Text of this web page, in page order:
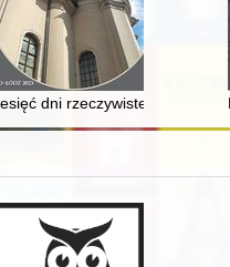
Zjednoczonego Kościoła
dni rzeczywistego